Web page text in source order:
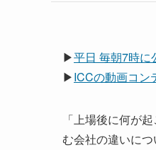
▶平日 毎朝7時に
▶ICCの動画コン
「上場後に何が
む会社の違いに